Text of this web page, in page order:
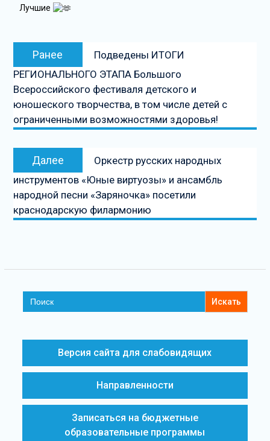
Лучшие
Ранее
Подведены ИТОГИ
РЕГИОНАЛЬНОГО ЭТАПА Большого
Всероссийского фестиваля детского и
юношеского творчества, в том числе детей с
ограниченными возможностями здоровья!
Далее
Оркестр русских народных
инструментов «Юные виртуозы» и ансамбль
народной песни «Заряночка» посетили
краснодарскую филармонию
Search
for:
Версия сайта для слабовидящих
Направленности
Записаться на бюджетные
образовательные программы